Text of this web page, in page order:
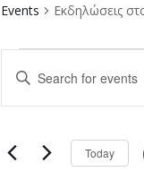
Events Εκδηλώσεις
Events
Search
and
Views
Navigation
Enter
Keyword.
Search
Events
Today